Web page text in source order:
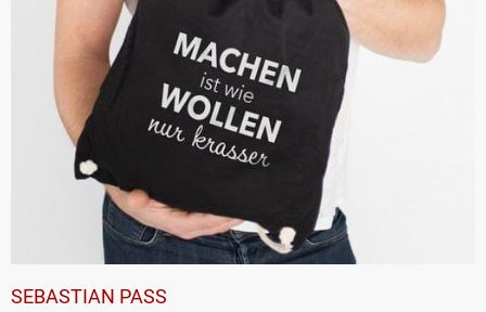
SEBASTIAN PASS